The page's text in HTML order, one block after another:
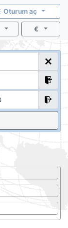
Oturum aç
€